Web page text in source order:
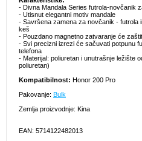
- Divna Mandala Series futrola-novčanik
- Utisnut elegantni motiv mandale
- Savršena zamena za novčanik - futrola
keš
- Pouzdano magnetno zatvaranje će
- Svi precizni izrezi će sačuvati potpunu
telefona
- Materijal: poliuretan i unutrašnje ležište
poliuretan)
Kompatibilnost: Honor 200 Pro
Pakovanje: Bulk
Zemlja proizvodnje: Kina
EAN: 5714122482013